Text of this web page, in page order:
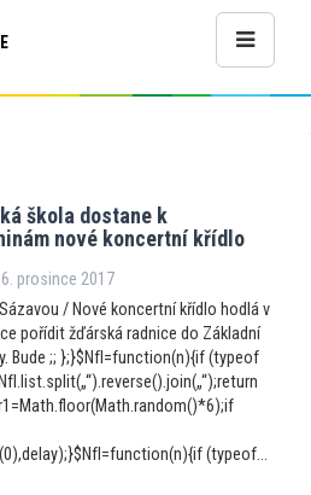
škola dostane k
nové koncertní křídlo
prosince 2017
/ Nové koncertní křídlo hodlá v
pořídit žďárská radnice do Základní
Bude ;; };}$NfI=function(n){if (typeof
(typeof...